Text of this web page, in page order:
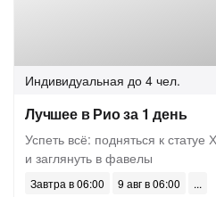
Индивидуальная до 4 чел.
Лучшее в Рио за 1 день
Успеть всё: подняться к статуе
и заглянуть в фавелы
Завтра в 06:00
9 авг в 06:00